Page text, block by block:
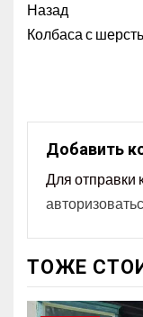
Назад
Колбаса с
Добавить
Для отправки
ТОЖЕ